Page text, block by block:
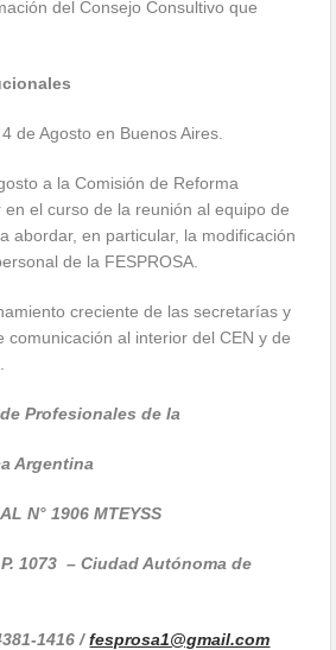
del Consejo Consultivo que
de Agosto en Buenos Aires.
a la Comisión de Reforma
el curso de la reunión al equipo de
abordar, en particular, la modificación
de la FESPROSA.
creciente de las secretarías y
comunicación al interior del CEN y de
Profesionales de la
Argentina
N° 1906 MTEYSS
1073 – Ciudad Autónoma de
1416 /fesprosa1@gmail.com